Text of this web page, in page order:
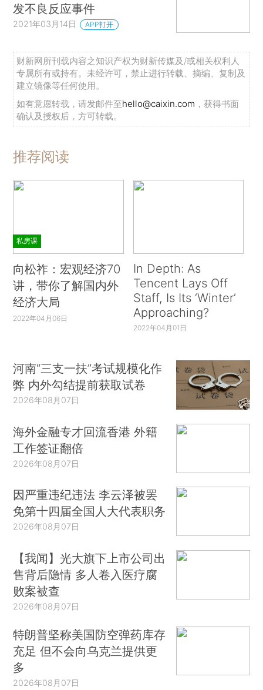
发不良反应事件
2021年03月14日 APP打开
财新网所刊载内容之知识产权为财新传媒及/或相关权利人
专属所有或持有。未经许可，禁止进行转载、摘编、复制及
建立镜像等任何使用。
如有意愿转载，请发邮件至hello@caixin.com ，获得书面
确认及授权后，方可转载。
推荐阅读
私房课
向松祚：宏观经济70
讲，带你了解国内外
经济大局
2022年04月06日
In Depth: As
Tencent Lays Off
Staff, Is Its ‘Winter’
Approaching?
2022年04月01日
河南“三支一扶”考试规模化作
弊 内外勾结提前获取试卷
2026年08月07日
海外金融专才回流香港 外籍
工作签证翻倍
2026年08月07日
因严重违纪违法 李云泽被罢
免第十四届全国人大代表职务
2026年08月07日
【我闻】光大旗下上市公司出
售背后隐情 多人卷入医疗腐
败案被查
2026年08月07日
特朗普坚称美国防空弹药库存
充足 但不会向乌克兰提供更
多
2026年08月07日